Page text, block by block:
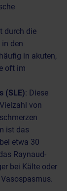
durch die
den
in akuten,
oft im
(SLE): Diese
von
ist das
etwa 30
Raynaud-
bei Kälte oder